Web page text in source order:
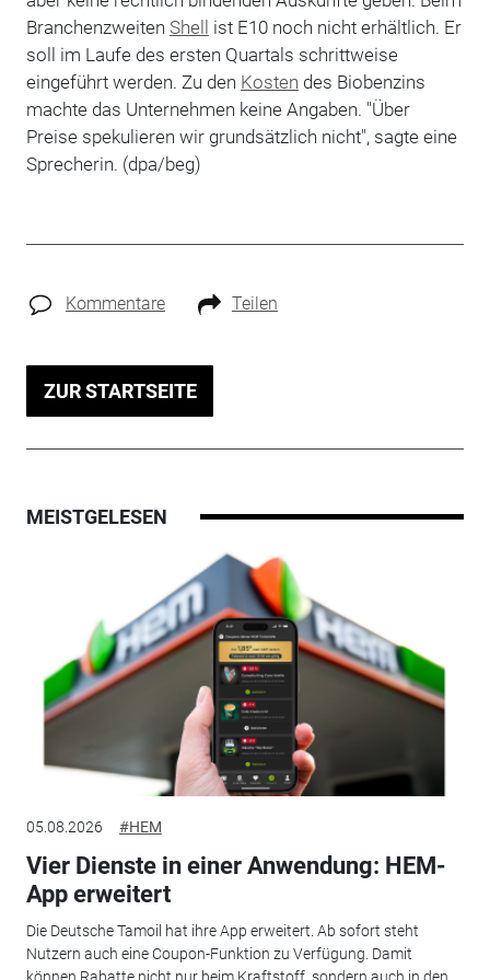
Branchenzweiten Shell
ist E10 noch nicht erhältlich. Er
soll im Laufe des ersten Quartals schrittweise
eingeführt werden. Zu den Kosten des Biobenzins
machte das Unternehmen keine Angaben. "Über
Preise spekulieren wir grundsätzlich nicht", sagte eine
Sprecherin. (dpa/beg)
Kommentare Teilen
ZUR STARTSEITE
MEISTGELESEN
05.08.2026 #HEM
Vier Dienste in einer Anwendung: HEM-
App erweitert
Die Deutsche Tamoil hat ihre App erweitert. Ab sofort steht
Nutzern auch eine Coupon-Funktion zu Verfügung. Damit